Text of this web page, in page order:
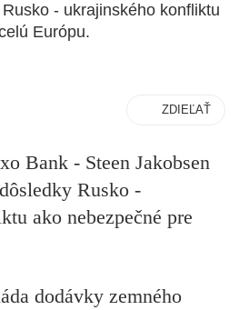
- ukrajinského konfliktu
Európu.
ZDIEĽAŤ
Bank - Steen Jakobsen
Rusko -
ako nebezpečné pre
dodávky zemného